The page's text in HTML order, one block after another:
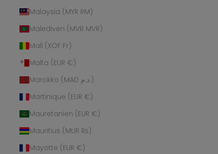
Malaysia (MYR RM)
Malediven (MVR MVR)
Mali (XOF Fr)
Malta (EUR €)
Marokko (MAD د.م.)
Martinique (EUR €)
Mauretanien (EUR €)
Mauritius (MUR ₨)
Mayotte (EUR €)